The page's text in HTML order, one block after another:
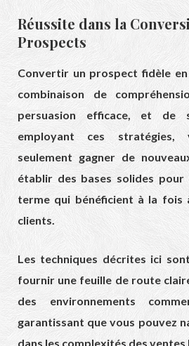
Réussite dans la
Prospects
Convertir un prospect fidèle
combinaison de
persuasion efficace, et de
employant ces stratégies,
seulement gagner de
établir des bases solides
terme qui bénéficient à la fois
clients.
Les techniques décrites ici
fournir une feuille de route
des environnements
garantissant que vous pouvez
dans les complexités des ventes